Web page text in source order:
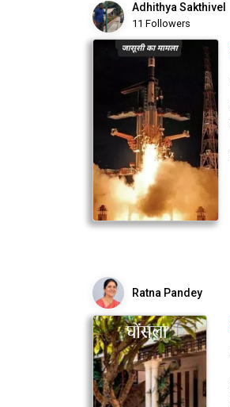
Adhithya Sakthivel
11 Followers
Ratna Pandey